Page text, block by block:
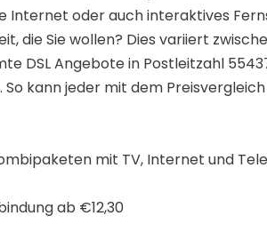
Internet oder auch interaktives
die Sie wollen? Dies variiert
DSL Angebote in Postleitzahl
kann jeder mit dem
mit TV, Internet und
ab €12,30